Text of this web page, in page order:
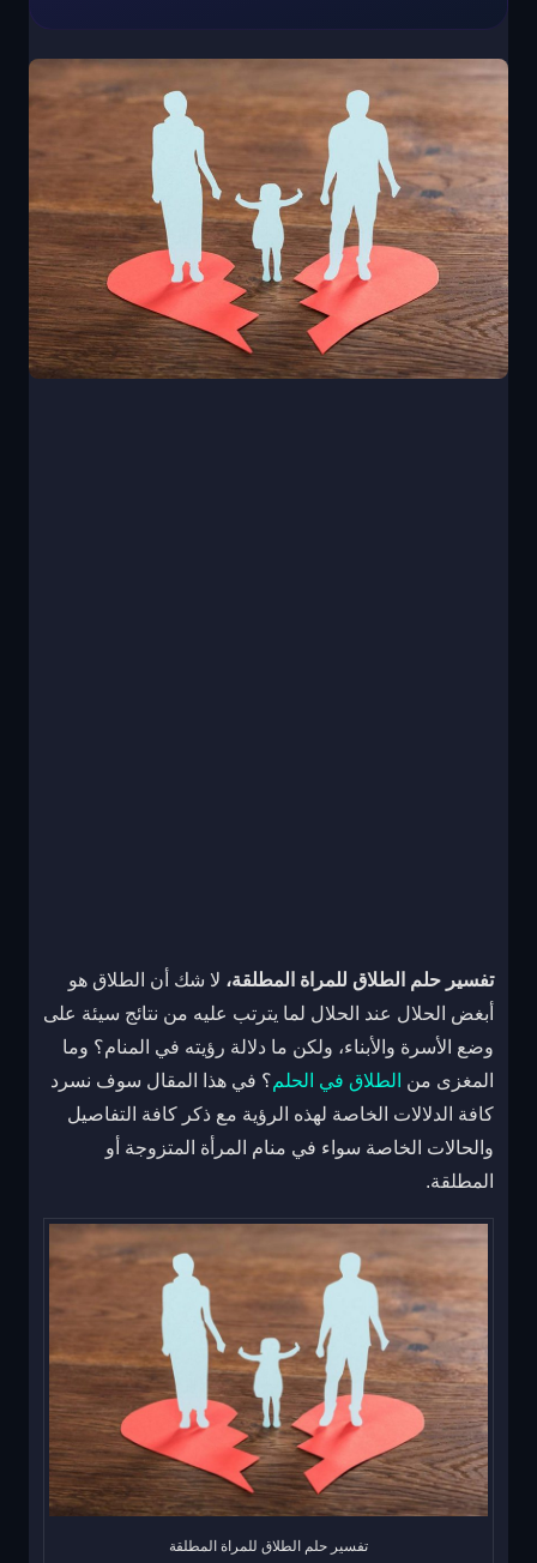
تفسير حلم الطلاق للمراة المطلقة، لا شك أن الطلاق هو
أبغض الحلال عند الحلال لما يترتب عليه من نتائج سيئة على
وضع الأسرة والأبناء، ولكن ما دلالة رؤيته في المنام؟ وما
المغزى من الطلاق في الحلم؟ في هذا المقال سوف نسرد
كافة الدلالات الخاصة لهذه الرؤية مع ذكر كافة التفاصيل
والحالات الخاصة سواء في منام المرأة المتزوجة أو
المطلقة.
تفسير حلم الطلاق للمراة المطلقة